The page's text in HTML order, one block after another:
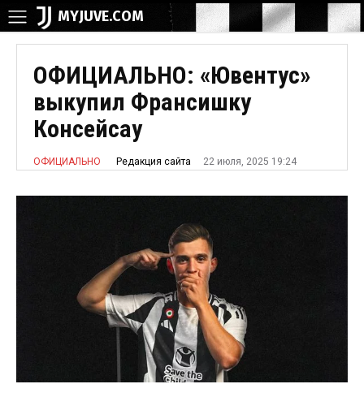
MYJUVE.COM
ОФИЦИАЛЬНО: «Ювентус»
выкупил Франсишку
Консейсау
ОФИЦИАЛЬНО Редакция сайта 22 июля, 2025 19:24